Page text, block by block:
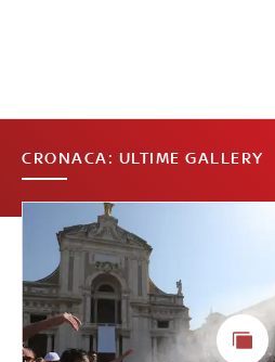
CRONACA: ULTIME GALLERY